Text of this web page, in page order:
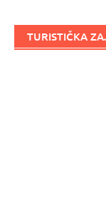
TURISTIČKA